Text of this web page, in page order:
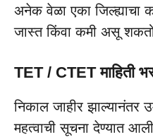
अनेक वेळा एका जिल्ह्याचा
जास्त किंवा कमी असू
TET / CTET माहिती
निकाल जाहीर झाल्यानंतर
महत्वाची सूचना देण्यात